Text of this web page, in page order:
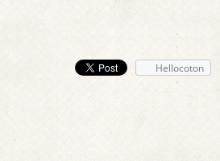
Hellocoton